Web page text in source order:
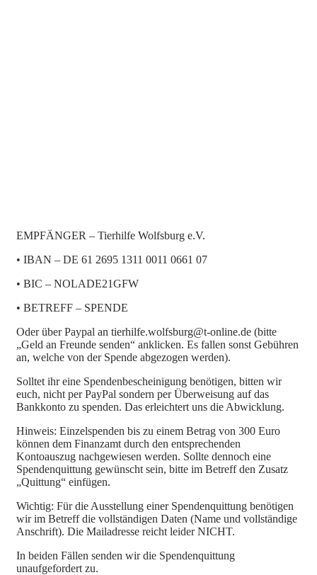
EMPFÄNGER – Tierhilfe Wolfsburg e.V.
• IBAN – DE 61 2695 1311 0011 0661 07
• BIC – NOLADE21GFW
• BETREFF – SPENDE
Oder über Paypal an tierhilfe.wolfsburg@t-online.de (bitte
„Geld an Freunde senden“ anklicken. Es fallen sonst Gebühren
an, welche von der Spende abgezogen werden).
Solltet ihr eine Spendenbescheinigung benötigen, bitten wir
euch, nicht per PayPal sondern per Überweisung auf das
Bankkonto zu spenden. Das erleichtert uns die Abwicklung.
Hinweis: Einzelspenden bis zu einem Betrag von 300 Euro
können dem Finanzamt durch den entsprechenden
Kontoauszug nachgewiesen werden. Sollte dennoch eine
Spendenquittung gewünscht sein, bitte im Betreff den Zusatz
„Quittung“ einfügen.
Wichtig: Für die Ausstellung einer Spendenquittung benötigen
wir im Betreff die vollständigen Daten (Name und vollständige
Anschrift). Die Mailadresse reicht leider NICHT.
In beiden Fällen senden wir die Spendenquittung
unaufgefordert zu.